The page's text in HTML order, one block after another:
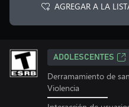
AGREGAR A LA
ADOLESCENTES
Derramamiento de
Violencia